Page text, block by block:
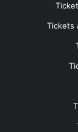
Tickets